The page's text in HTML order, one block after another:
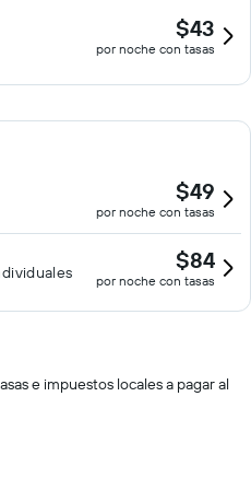
$43
por noche con tasas
$49
por noche con tasas
$84
por noche con tasas
e impuestos locales a pagar al